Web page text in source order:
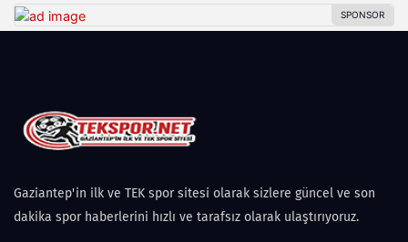
Gaziantep'in ilk ve TEK spor sitesi olarak sizlere güncel ve son
dakika spor haberlerini hızlı ve tarafsız olarak ulaştırıyoruz.